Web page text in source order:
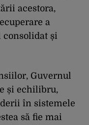
acestora,
a
consolidat și
Guvernul
și echilibru,
în sistemele
să fie mai